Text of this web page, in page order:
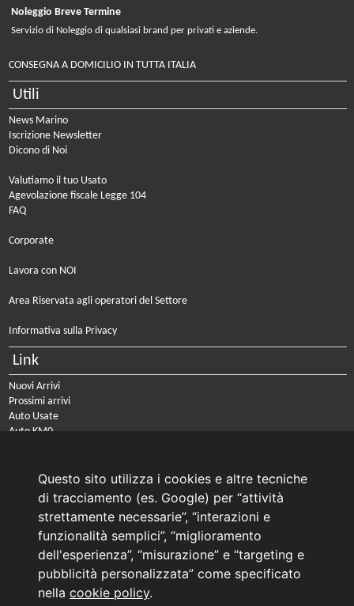
Questo sito utilizza i cookies e altre tecniche
di tracciamento (es. Google) per “attività
strettamente necessarie”, “interazioni e
funzionalità semplici”, “miglioramento
dell'esperienza”, “misurazione” e “targeting e
pubblicità personalizzata” come specificato
nella cookie policy.
Noleggio Breve Termine
Servizio di Noleggio di qualsiasi brand per privati e aziende.
CONSEGNA A DOMICILIO IN TUTTA ITALIA
Utili
News Marino
Iscrizione Newsletter
Dicono di Noi
Valutiamo il tuo Usato
Agevolazione fiscale Legge 104
FAQ
Corporate
Lavora con NOI
Area Riservata agli operatori del Settore
Informativa sulla Privacy
Link
Nuovi Arrivi
Prossimi arrivi
Auto Usate
Auto KM0
PRENOTA IL TUO INTERVENTO DI OFFICINA
PRENOTA LA REVISIONE DELLA TUA AUTO
Consulente Online Usato: 0805608980
Consulente Online Hyundai: 0805608985